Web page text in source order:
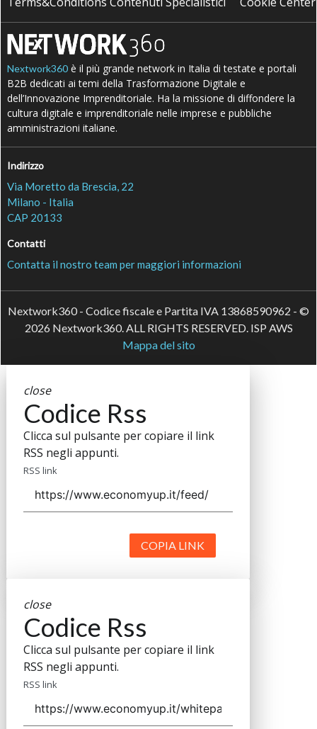
Nextwork360 è il più grande network in Italia di testate e portali
B2B dedicati ai temi della Trasformazione Digitale e
dell’Innovazione Imprenditoriale. Ha la missione di diffondere la
cultura digitale e imprenditoriale nelle imprese e pubbliche
amministrazioni italiane.
Indirizzo
Via Moretto da Brescia, 22
Milano - Italia
CAP 20133
Contatti
Contatta il nostro team per maggiori informazioni
Nextwork360 - Codice fiscale e Partita IVA 13868590962 - ©
2026 Nextwork360. ALL RIGHTS RESERVED. ISP AWS
Mappa del sito
close
Codice Rss
Clicca sul pulsante per copiare il link
RSS negli appunti.
RSS link
COPIA LINK
close
Codice Rss
Clicca sul pulsante per copiare il link
RSS negli appunti.
RSS link